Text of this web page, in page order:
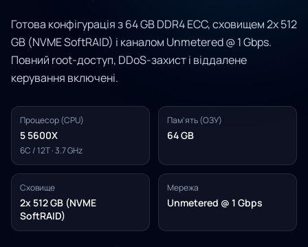
Готова конфігурація з 64 GB DDR4 ECC, сховищем 2x 512
GB (NVME SoftRAID) і каналом Unmetered @ 1 Gbps.
Повний root-доступ, DDoS-захист і віддалене
керування включені.
Процесор (CPU)
5 5600X
6C / 12T · 3.7 GHz
Пам'ять (ОЗУ)
64 GB
Сховище
2x 512 GB (NVME
SoftRAID)
Мережа
Unmetered @ 1 Gbps